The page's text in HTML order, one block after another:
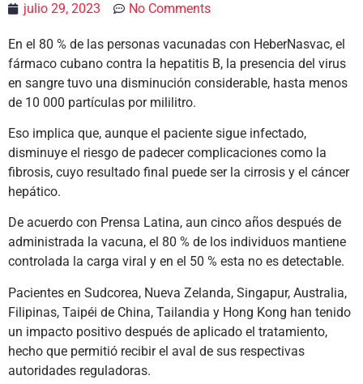
julio 29, 2023 No Comments
En el 80 % de las personas vacunadas con HeberNasvac, el
fármaco cubano contra la hepatitis B, la presencia del virus
en sangre tuvo una disminución considerable, hasta menos
de 10 000 partículas por mililitro.
Eso implica que, aunque el paciente sigue infectado,
disminuye el riesgo de padecer complicaciones como la
fibrosis, cuyo resultado final puede ser la cirrosis y el cáncer
hepático.
De acuerdo con Prensa Latina, aun cinco años después de
administrada la vacuna, el 80 % de los individuos mantiene
controlada la carga viral y en el 50 % esta no es detectable.
Pacientes en Sudcorea, Nueva Zelanda, Singapur, Australia,
Filipinas, Taipéi de China, Tailandia y Hong Kong han tenido
un impacto positivo después de aplicado el tratamiento,
hecho que permitió recibir el aval de sus respectivas
autoridades reguladoras.